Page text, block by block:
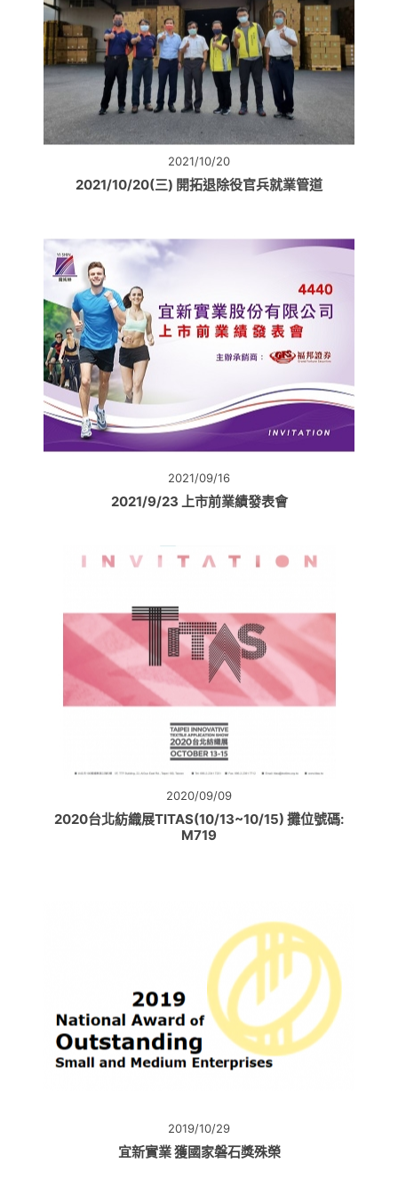
2021/10/20
2021/10/20(三) 開拓退除役官兵就業管道
2021/09/16
2021/9/23 上市前業績發表會
2020/09/09
2020台北紡織展TITAS(10/13~10/15) 攤位號碼:
M719
2019/10/29
宜新實業 獲國家磐石獎殊榮